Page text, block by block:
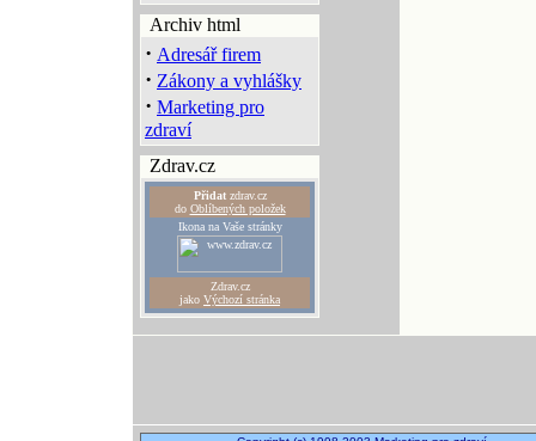
Archiv html
· Adresář firem
· Zákony a vyhlášky
· Marketing pro
zdraví
Zdrav.cz
Přidatzdrav.cz
do Oblíbených položek
Ikona na Vaše stránky
Zdrav.cz
jako Výchozí stránka